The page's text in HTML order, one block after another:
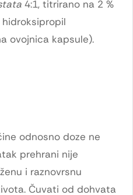
4:1, titrirano na 2 %
hidroksipropil
ovojnica kapsule).
odnosno doze ne
prehrani nije
i raznovrsnu
Čuvati od dohvata